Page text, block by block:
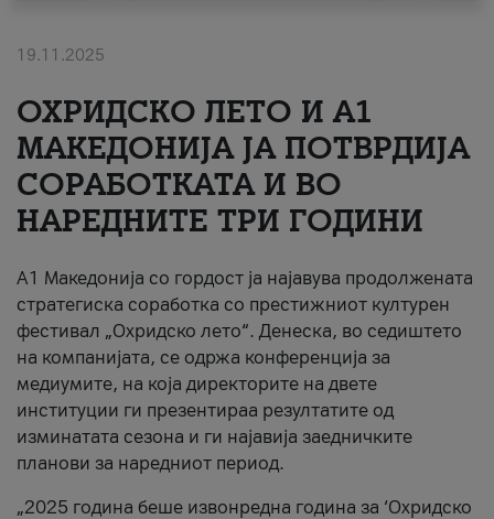
#ПодобарОнлајн
19.11.2025
ОХРИДСКО ЛЕТО И A1
МАКЕДОНИЈА ЈА ПОТВРДИЈА
СОРАБОТКАТА И ВО
НАРЕДНИТЕ ТРИ ГОДИНИ
A1 Македонија со гордост ја најавува продолжената
стратегиска соработка со престижниот културен
фестивал „Охридско лето“. Денеска, во седиштето
на компанијата, се одржа конференција за
медиумите, на која директорите на двете
институции ги презентираа резултатите од
изминатата сезона и ги најавија заедничките
планови за наредниот период.
„2025 година беше извонредна година за ‘Охридско